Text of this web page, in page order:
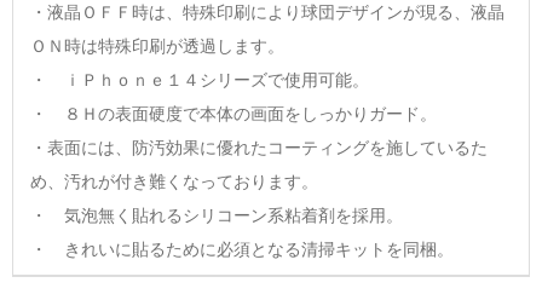
・液晶ＯＦＦ時は、特殊印刷により球団デザインが現る、液晶
ＯＮ時は特殊印刷が透過します。
・ ｉＰｈｏｎｅ１４シリーズで使用可能。
・ ８Ｈの表面硬度で本体の画面をしっかりガード。
・表面には、防汚効果に優れたコーティングを施しているた
め、汚れが付き難くなっております。
・ 気泡無く貼れるシリコーン系粘着剤を採用。
・ きれいに貼るために必須となる清掃キットを同梱。